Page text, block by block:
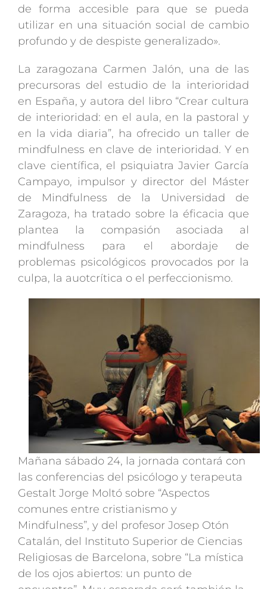
de forma accesible para que se pueda
utilizar en una situación social de cambio
profundo y de despiste generalizado».
La zaragozana Carmen Jalón, una de las
precursoras del estudio de la interioridad
en España, y autora del libro “Crear cultura
de interioridad: en el aula, en la pastoral y
en la vida diaria”, ha ofrecido un taller de
mindfulness en clave de interioridad. Y en
clave científica, el psiquiatra Javier García
Campayo, impulsor y director del Máster
de Mindfulness de la Universidad de
Zaragoza, ha tratado sobre la éficacia que
plantea la compasión asociada al
mindfulness para el abordaje de
problemas psicológicos provocados por la
culpa, la auotcrítica o el perfeccionismo.
Mañana sábado 24, la jornada contará con
las conferencias del psicólogo y terapeuta
Gestalt Jorge Moltó sobre “Aspectos
comunes entre cristianismo y
Mindfulness”, y del profesor Josep Otón
Catalán, del Instituto Superior de Ciencias
Religiosas de Barcelona, sobre “La mística
de los ojos abiertos: un punto de